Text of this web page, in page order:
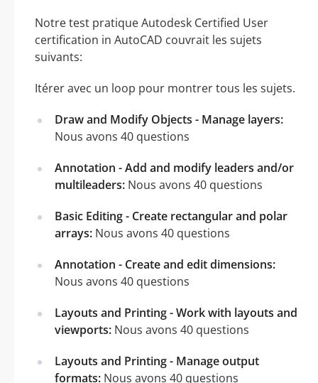
Notre test pratique Autodesk Certified User
certification in AutoCAD couvrait les sujets
suivants:
Itérer avec un loop pour montrer tous les sujets.
Draw and Modify Objects - Manage layers:
Nous avons 40 questions
Annotation - Add and modify leaders and/or
multileaders: Nous avons 40 questions
Basic Editing - Create rectangular and polar
arrays: Nous avons 40 questions
Annotation - Create and edit dimensions:
Nous avons 40 questions
Layouts and Printing - Work with layouts and
viewports: Nous avons 40 questions
Layouts and Printing - Manage output
formats: Nous avons 40 questions